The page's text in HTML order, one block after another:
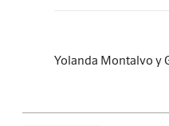
Yolanda Montalvo y